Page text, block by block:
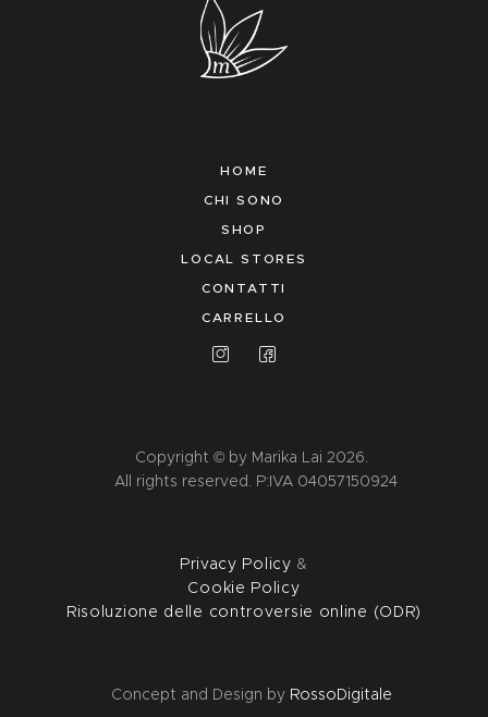
HOME
CHI SONO
SHOP
LOCAL STORES
CONTATTI
CARRELLO
Copyright © by Marika Lai 2026.
All rights reserved. P:IVA 04057150924
Privacy Policy &
Cookie Policy
Risoluzione delle controversie online (ODR)
Concept and Design by RossoDigitale